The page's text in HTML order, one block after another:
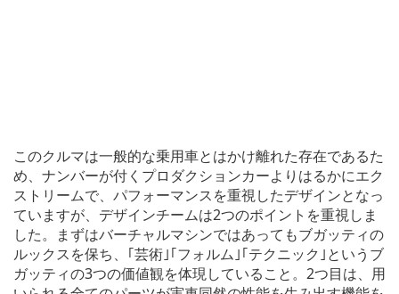
このクルマは一般的な乗用車とはかけ離れた存在であるた
め、ナンバーが付くプロダクションカーよりはるかにエク
ストリームで、パフォーマンスを重視したデザインとなっ
ていますが、デザインチームは2つのポイントを重視しま
した。まずはバーチャルマシンではあってもブガッティの
ルックスを保ち、｢芸術｣｢フォルム｣｢テクニック｣というブ
ガッティの3つの価値観を体現していること。2つ目は、用